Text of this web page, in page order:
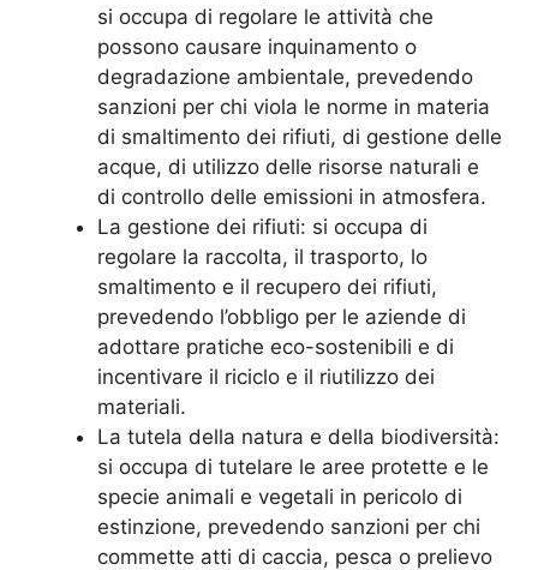
si occupa di regolare le attività che
possono causare inquinamento o
degradazione ambientale, prevedendo
sanzioni per chi viola le norme in materia
di smaltimento dei rifiuti, di gestione delle
acque, di utilizzo delle risorse naturali e
di controllo delle emissioni in atmosfera.
La gestione dei rifiuti: si occupa di
regolare la raccolta, il trasporto, lo
smaltimento e il recupero dei rifiuti,
prevedendo l’obbligo per le aziende di
adottare pratiche eco-sostenibili e di
incentivare il riciclo e il riutilizzo dei
materiali.
La tutela della natura e della biodiversità:
si occupa di tutelare le aree protette e le
specie animali e vegetali in pericolo di
estinzione, prevedendo sanzioni per chi
commette atti di caccia, pesca o prelievo